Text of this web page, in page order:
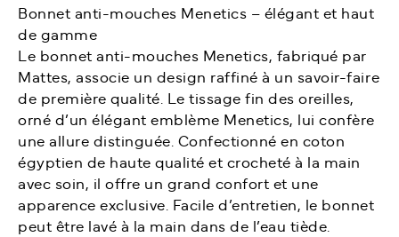
Bonnet anti-mouches Menetics – élégant et haut
de gamme
Le bonnet anti-mouches Menetics, fabriqué par
Mattes, associe un design raffiné à un savoir-faire
de première qualité. Le tissage fin des oreilles,
orné d’un élégant emblème Menetics, lui confère
une allure distinguée. Confectionné en coton
égyptien de haute qualité et crocheté à la main
avec soin, il offre un grand confort et une
apparence exclusive. Facile d’entretien, le bonnet
peut être lavé à la main dans de l’eau tiède.